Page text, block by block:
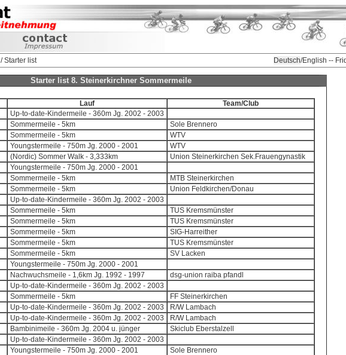
/ Starter list Deutsch/English --
Starter list 8. Steinerkirchner Sommermeile
Lauf
Team/Club
Up-to-date-Kindermeile - 360m Jg. 2002 - 2003
Sommermeile - 5km
Sole Brennero
Sommermeile - 5km
WTV
Youngstermeile - 750m Jg. 2000 - 2001
WTV
(Nordic) Sommer Walk - 3,333km
Union Steinerkirchen Sek.Frauengynastik
Youngstermeile - 750m Jg. 2000 - 2001
Sommermeile - 5km
MTB Steinerkirchen
Sommermeile - 5km
Union Feldkirchen/Donau
Up-to-date-Kindermeile - 360m Jg. 2002 - 2003
Sommermeile - 5km
TUS Kremsmünster
Sommermeile - 5km
TUS Kremsmünster
Sommermeile - 5km
SIG-Harreither
Sommermeile - 5km
TUS Kremsmünster
Sommermeile - 5km
SV Lacken
Youngstermeile - 750m Jg. 2000 - 2001
Nachwuchsmeile - 1,6km Jg. 1992 - 1997
dsg-union raiba pfandl
Up-to-date-Kindermeile - 360m Jg. 2002 - 2003
Sommermeile - 5km
FF Steinerkirchen
Up-to-date-Kindermeile - 360m Jg. 2002 - 2003
R/W Lambach
Up-to-date-Kindermeile - 360m Jg. 2002 - 2003
R/W Lambach
Bambinimeile - 360m Jg. 2004 u. jünger
Skiclub Eberstalzell
Up-to-date-Kindermeile - 360m Jg. 2002 - 2003
Youngstermeile - 750m Jg. 2000 - 2001
Sole Brennero